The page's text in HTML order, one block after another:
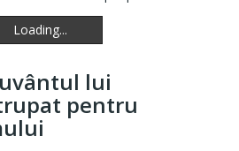
Loading...
Loading...
Loading...
lui
pentru